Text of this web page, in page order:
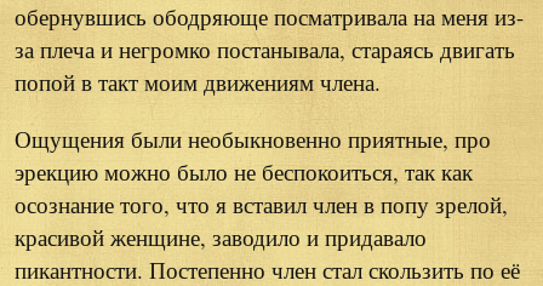
обернувшись ободряюще посматривала на меня из-
за плеча и негромко постанывала, стараясь двигать
попой в такт моим движениям члена.
Ощущения были необыкновенно приятные, про
эрекцию можно было не беспокоиться, так как
осознание того, что я вставил член в попу зрелой,
красивой женщине, заводило и придавало
пикантности. Постепенно член стал скользить по её